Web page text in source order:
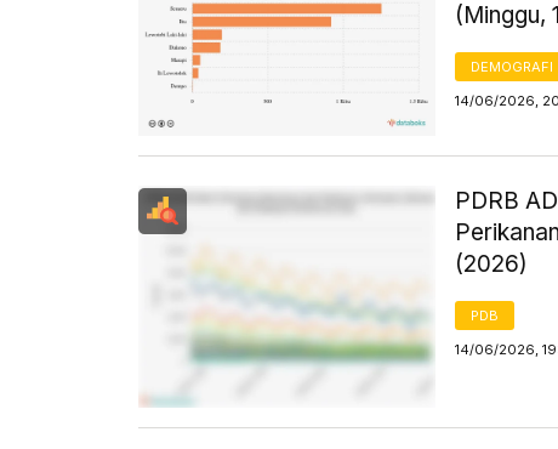
(Minggu,
DEMOGRAFI
14/06/2026,
PDRB
(2026)
PDB
14/06/2026,